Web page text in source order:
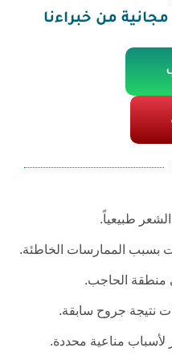
من خبراءنا
طبيعياً.
بسبب الممارسات الخاطئة.
منطقة الحاجب.
نتيجة جروح سابقة.
مناعية محددة.